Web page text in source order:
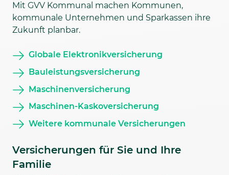
Mit GVV Kommunal machen Kommunen,
kommunale Unternehmen und Sparkassen ihre
Zukunft planbar.
Globale Elektronikversicherung
Bauleistungsversicherung
Maschinenversicherung
Maschinen-Kaskoversicherung
Weitere kommunale Versicherungen
Versicherungen für Sie und Ihre
Familie